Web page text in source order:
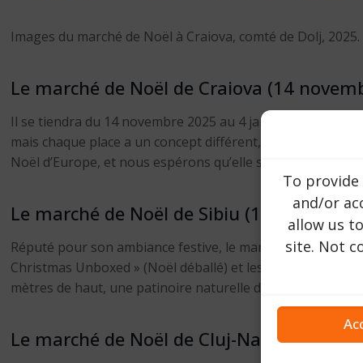
To
and/or
allow us
site. Not
Images du marché de Noël à Craiova, comté de Dolj,
Le marché de Noël de Craiova (14
Il se tiendra du 14 novembre 2025 au 4 janvier 2026 au
mais chaque place a un concept différent, comme Star
Noël d’Europe, et nous espérons qu’elle sera tout aussi
Le marché de Noël de Sibiu (14
Réputé pour son ambiance festive, le marché de Noël de
Christmas Unboxed » (Noël déballé) et les activités se
mètres de haut, une patinoire naturelle de 600 mètres
Le marché de Noël de Cluj-Napoca (21